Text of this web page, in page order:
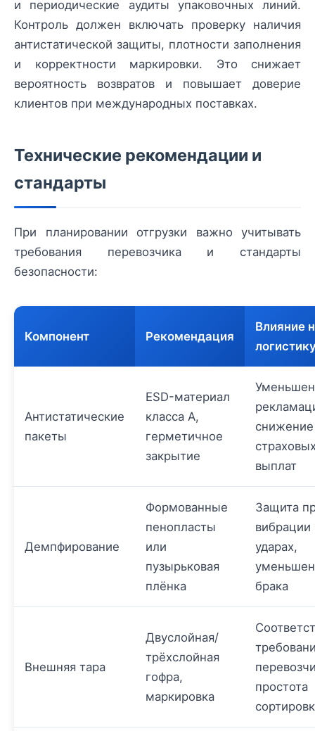
и периодические аудиты упаковочных линий.
Контроль должен включать проверку наличия
антистатической защиты, плотности заполнения
и корректности маркировки. Это снижает
вероятность возвратов и повышает доверие
клиентов при международных поставках.
Технические рекомендации и
стандарты
При планировании отгрузки важно учитывать
требования перевозчика и стандарты
безопасности:
Компонент Рекомендация
Влияние
Антистатические
пакеты
ESD-материал
класса А,
герметичное
закрытие
снижение
выплат
Демпфирование
Формованные
пенопласты
или
пузырьковая
плёнка
Защита
вибрации
ударах,
брака
Внешняя тара
Двуслойная/
трёхслойная
гофра,
маркировка
простота